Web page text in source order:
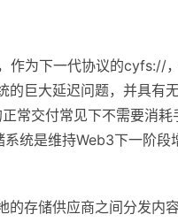
为下一代协议的cyfs://
巨大延迟问题，并具有
常交付常见下不需要消
统是维持Web3下一阶
的存储供应商之间分发